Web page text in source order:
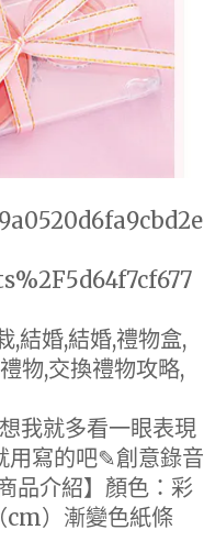
,結婚,結婚,禮物盒,
物,交換禮物攻略,
我就多看一眼表現
用寫的吧✎創意錄音
品介紹】顏色：彩
cm）漸變色紙條